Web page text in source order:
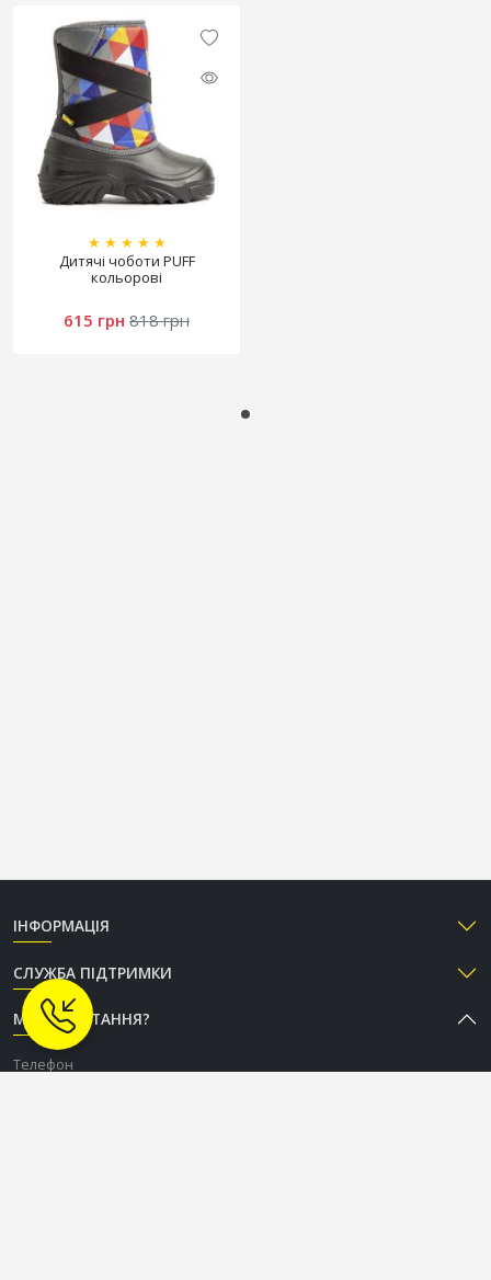
★ ★ ★ ★ ★
Дитячі чоботи PUFF
кольорові
615 грн 818 грн
ІНФОРМАЦІЯ
СЛУЖБА ПІДТРИМКИ
МАЄТЕ ПИТАННЯ?
Телефон